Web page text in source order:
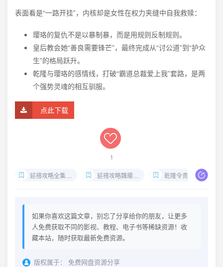
表面看是“一路开挂”，内核却是女性在权力夹缝中自我救赎：
璎珞的复仇不是以暴制暴，而是用规则反制规则。
皇后教会她“善良需要锋芒”，最终完成从“讨公道”到“护众
生”的格局跃升。
乾隆与璎珞的感情线，打破“霸道总裁爱上我”套路，是两
个强势灵魂的相互驯服。
点此下载
1
延禧攻略全集高清下载 延禧攻略魏璎珞成长史 乾隆令贵妃历史原型
如果你喜欢这篇文章，别忘了分享给你的朋友，让更多
人免费获取不同的影视、教程、电子书等稀缺资源！收
藏本站，随时获取最新免费资源。
版权属于：
免费网盘资源分享